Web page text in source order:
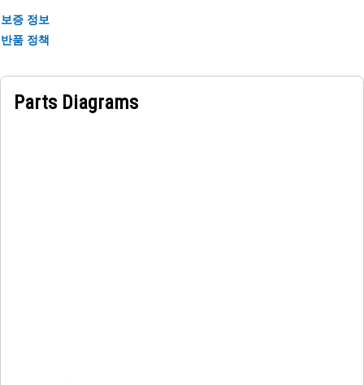
보증 정보
반품 정책
Parts Diagrams